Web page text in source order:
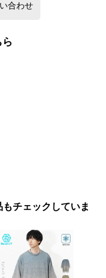
合わせ
チェックしていま